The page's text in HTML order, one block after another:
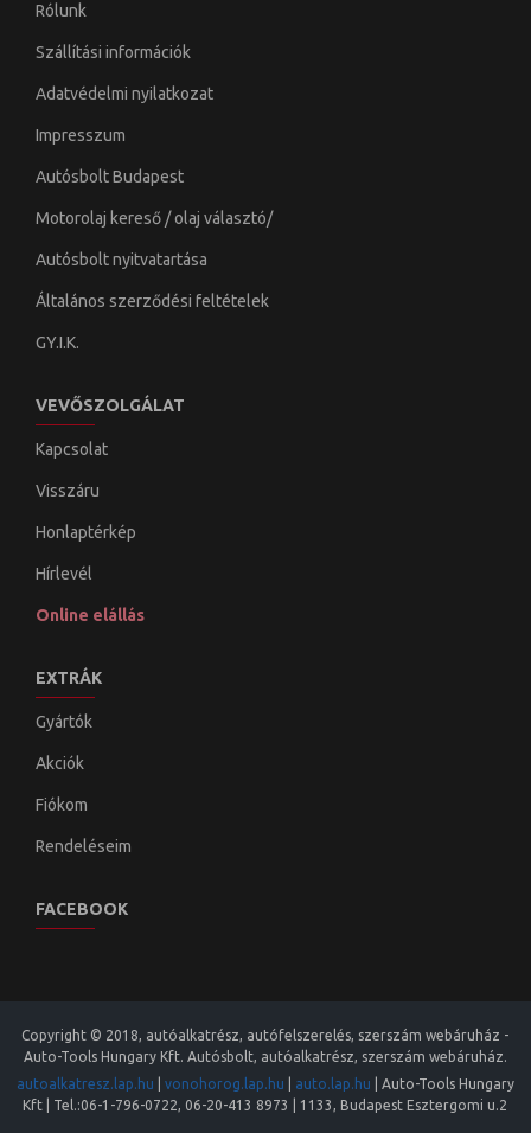
Rólunk
Szállítási információk
Adatvédelmi nyilatkozat
Impresszum
Autósbolt Budapest
Motorolaj kereső / olaj választó/
Autósbolt nyitvatartása
Általános szerződési feltételek
GY.I.K.
VEVŐSZOLGÁLAT
Kapcsolat
Visszáru
Honlaptérkép
Hírlevél
Online elállás
EXTRÁK
Gyártók
Akciók
Fiókom
Rendeléseim
FACEBOOK
Copyright © 2018, autóalkatrész, autófelszerelés, szerszám webáruház -
Auto-Tools Hungary Kft. Autósbolt, autóalkatrész, szerszám webáruház.
autoalkatresz.lap.hu
vonohorog.lap.hu auto.lap.hu
Auto-Tools Hungary
Kft | Tel.:06-1-796-0722, 06-20-413 8973 1133,Budapest Esztergomi u.2